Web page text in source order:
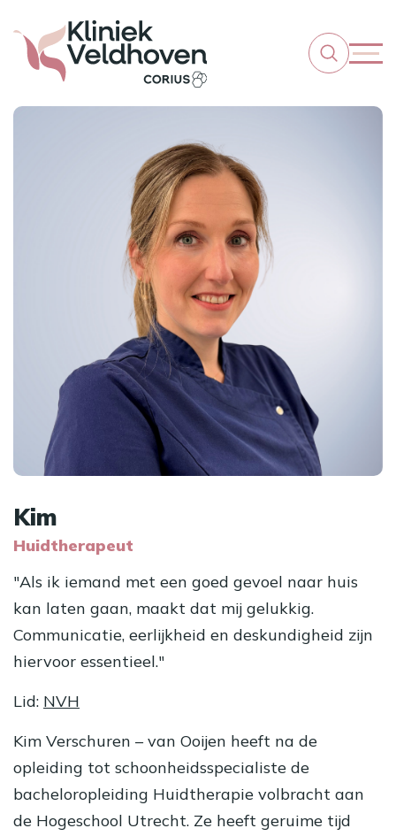
Kim
Huidtherapeut
"Als ik iemand met een goed gevoel naar huis
kan laten gaan, maakt dat mij gelukkig.
Communicatie, eerlijkheid en deskundigheid zijn
hiervoor essentieel."
Lid: NVH
Kim Verschuren – van Ooijen heeft na de
opleiding tot schoonheidsspecialiste de
bacheloropleiding Huidtherapie volbracht aan
de Hogeschool Utrecht. Ze heeft geruime tijd